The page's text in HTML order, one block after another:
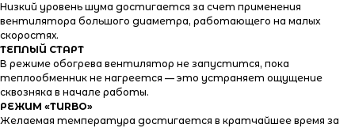
Низкий уровень шума достигается за счет применения
вентилятора большого диаметра, работающего на малых
скоростях.
ТЕПЛЫЙ СТАРТ
В режиме обогрева вентилятор не запустится, пока
теплообменник не нагреется — это устраняет ощущение
сквозняка в начале работы.
РЕЖИМ «TURBO»
Желаемая температура достигается в кратчайшее время за